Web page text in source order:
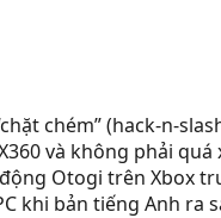
chém” (hack-n-
và không phải
Otogi trên Xbox
khi bản tiếng Anh ra